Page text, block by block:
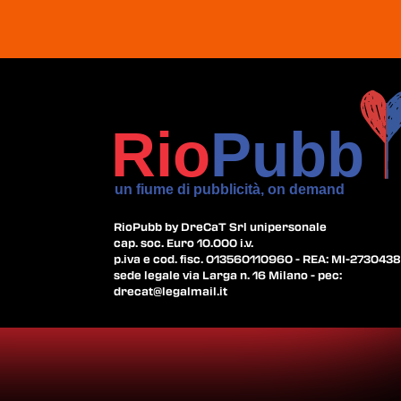
RioPubb by DreCaT Srl unipersonale
cap. soc. Euro 10.000 i.v.
p.iva e cod. fisc. 013560110960 - REA: MI-2730438
sede legale via Larga n. 16 Milano - pec:
drecat@legalmail.it